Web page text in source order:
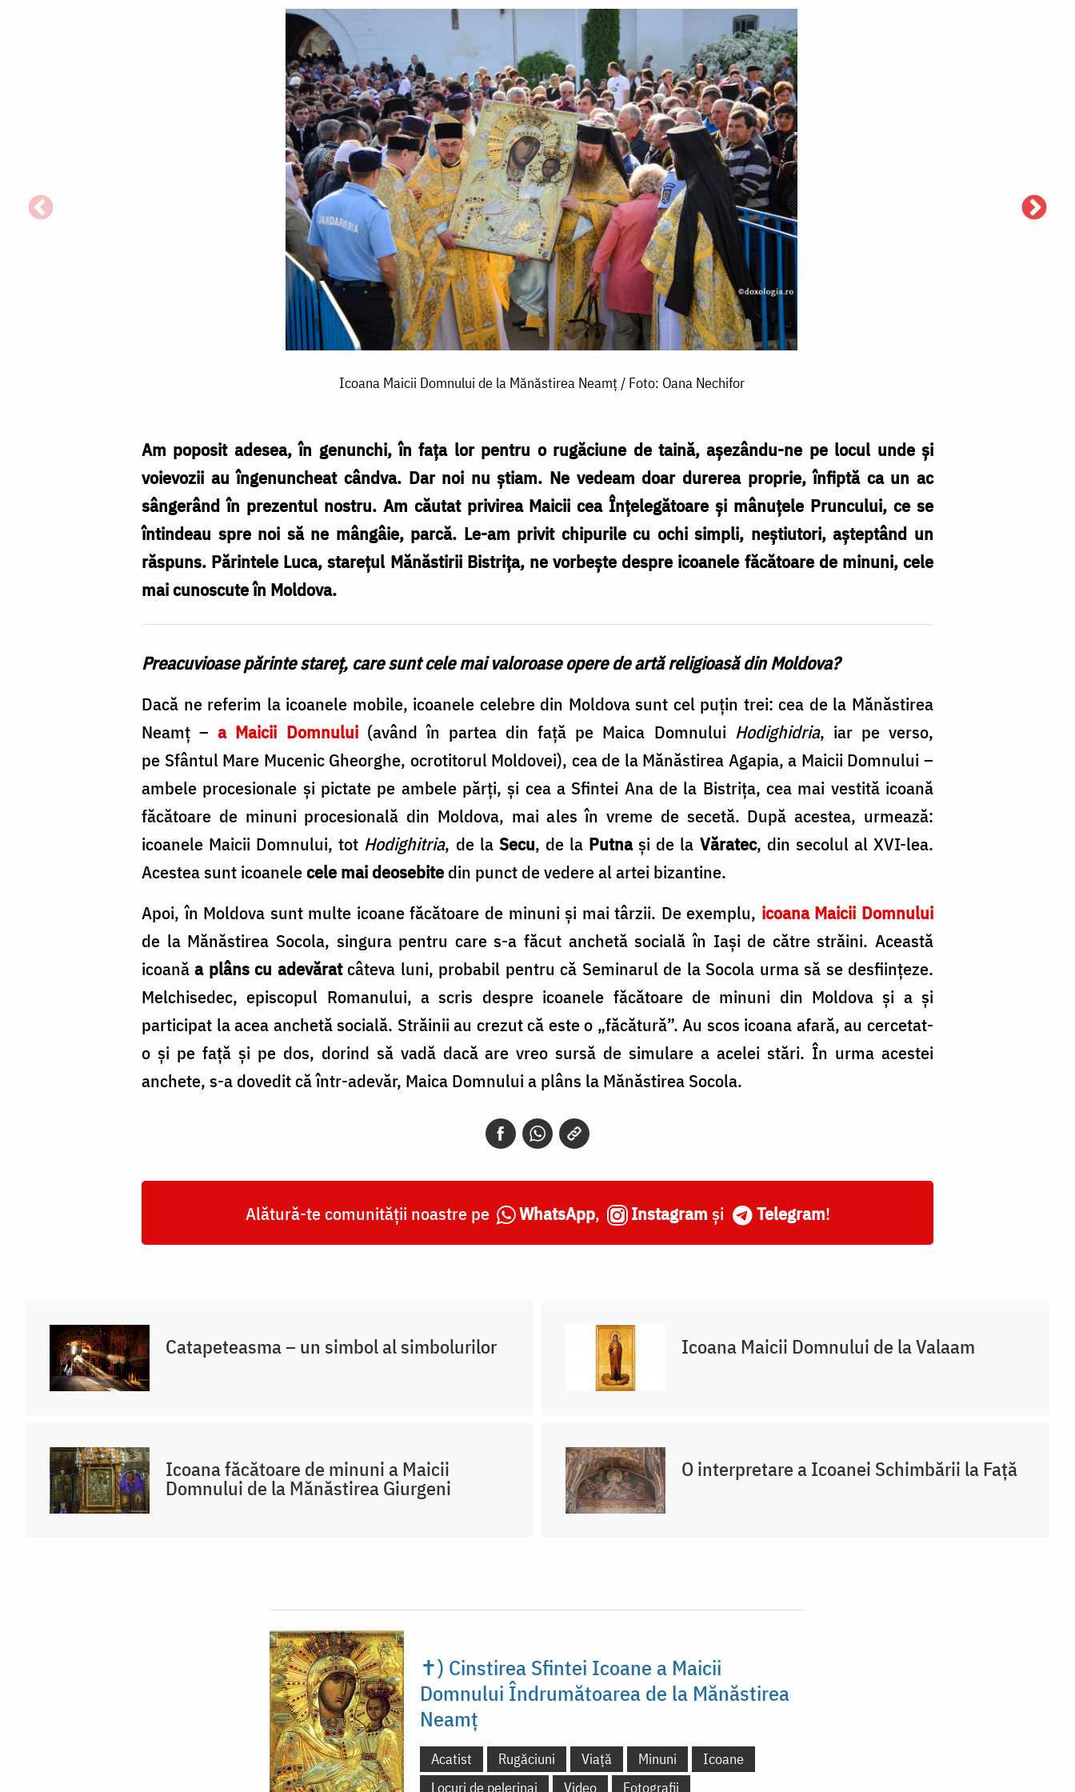
Icoana Maicii Domnului de la Mănăstirea Neamț / Foto: Oana Nechifor
Am poposit adesea, în genunchi, în fața lor pentru o rugăciune de taină, așezându-ne pe locul unde și
voievozii au îngenuncheat cândva. Dar noi nu știam. Ne vedeam doar durerea proprie, înfiptă ca un ac
sângerând în prezentul nostru. Am căutat privirea Maicii cea Înțelegătoare și mânuțele Pruncului, ce se
întindeau spre noi să ne mângâie, parcă. Le-am privit chipurile cu ochi simpli, neștiutori, așteptând un
răspuns. Părintele Luca, starețul Mănăstirii Bistrița, ne vorbește despre icoanele făcătoare de minuni, cele
mai cunoscute în Moldova.
Preacuvioase părinte stareț, care sunt cele mai valoroase opere de artă religioasă din Moldova?
Dacă ne referim la icoanele mobile, icoanele celebre din Moldova sunt cel puțin trei: cea de la Mănăstirea
Neamț –a Maicii Domnului(având în partea din față pe Maica Domnului Hodighidria, iar pe verso,
pe Sfântul Mare Mucenic Gheorghe, ocrotitorul Moldovei), cea de la Mănăstirea Agapia, a Maicii Domnului –
ambele procesionale și pictate pe ambele părți, și cea a Sfintei Ana de la Bistrița, cea mai vestită icoană
făcătoare de minuni procesională din Moldova, mai ales în vreme de secetă. După acestea, urmează:
icoanele Maicii Domnului, tot Hodighitria, de la Secu, de la Putnași de la Văratec, din secolul al XVI-lea.
Acestea sunt icoanelecele mai deosebite din punct de vedere al artei bizantine.
Apoi, în Moldova sunt multe icoane făcătoare de minuni și mai târzii. De exemplu, icoana Maicii Domnului
de la Mănăstirea Socola, singura pentru care s-a făcut anchetă socială în Iași de către străini. Această
icoanăa plâns cu adevăratcâteva luni, probabil pentru că Seminarul de la Socola urma să se desființeze.
Melchisedec, episcopul Romanului, a scris despre icoanele făcătoare de minuni din Moldova și a și
participat la acea anchetă socială. Străinii au crezut că este o „făcătură”. Au scos icoana afară, au cercetat-
o și pe față și pe dos, dorind să vadă dacă are vreo sursă de simulare a acelei stări. În urma acestei
anchete, s-a dovedit că într-adevăr, Maica Domnului a plâns la Mănăstirea Socola.
Alătură-te comunității noastre pe WhatsApp, Instagram și Telegram!
Catapeteasma – un simbol al simbolurilor Icoana Maicii Domnului de la Valaam
Icoana făcătoare de minuni a Maicii
Domnului de la Mănăstirea Giurgeni
O interpretare a Icoanei Schimbării la Față
✝) Cinstirea Sfintei Icoane a Maicii
Domnului Îndrumătoarea de la Mănăstirea
Neamț
Acatist Rugăciuni Viață Minuni
Icoane
Locuri de pelerinaj
Video Fotografii